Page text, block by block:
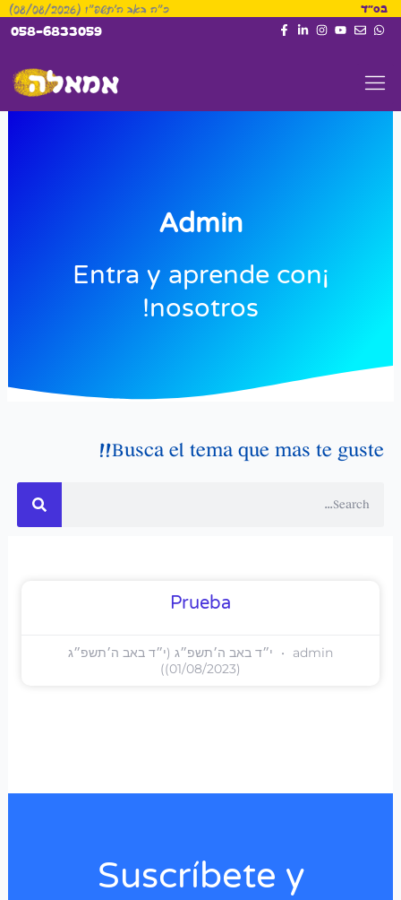
לתוכן
דילוג
לתוכן
בס"ד
כ״ה באב ה׳תשפ״ו (08/08/2026)
058-6833059
Admin
¡Entra y aprende con
nosotros!
Busca el tema que mas te guste!!
Prueba
admin
י״ד באב ה׳תשפ״ג (י״ד באב ה׳תשפ״ג
(01/08/2023))
Suscríbete y